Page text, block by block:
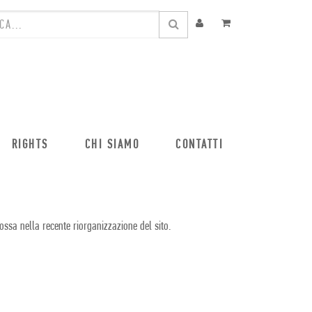
RIGHTS CHI SIAMO CONTATTI
nella recente riorganizzazione del sito.